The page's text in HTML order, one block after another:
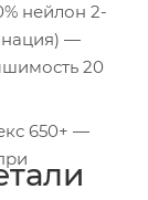
нейлон 2-
—
20
650+ —